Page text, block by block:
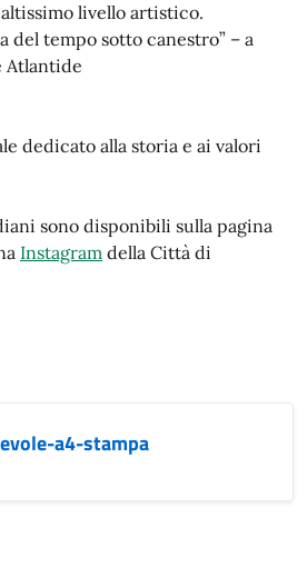
livello artistico.
del tempo sotto canestro” – a
Atlantide
dedicato alla storia e ai valori
sono disponibili sulla pagina
Instagram della Città di
a4-stampa